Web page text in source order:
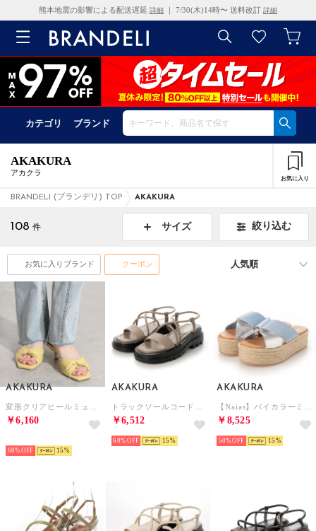
熊本地震の影響による配送遅延 詳細 ｜ 7/30(木)14時〜 送料改訂 詳細
カテゴリ ブランド
AKAKURA
アカクラ
お気に入り
BRANDELI (ブランデリ) TOP AKAKURA
108 件 サイズ 絞り込む
お気に入りブランド クーポン
AKAKURA
￥6,160
60% 15
AKAKURA
￥6,512
60% 15
AKAKURA
￥8,525
50% 15